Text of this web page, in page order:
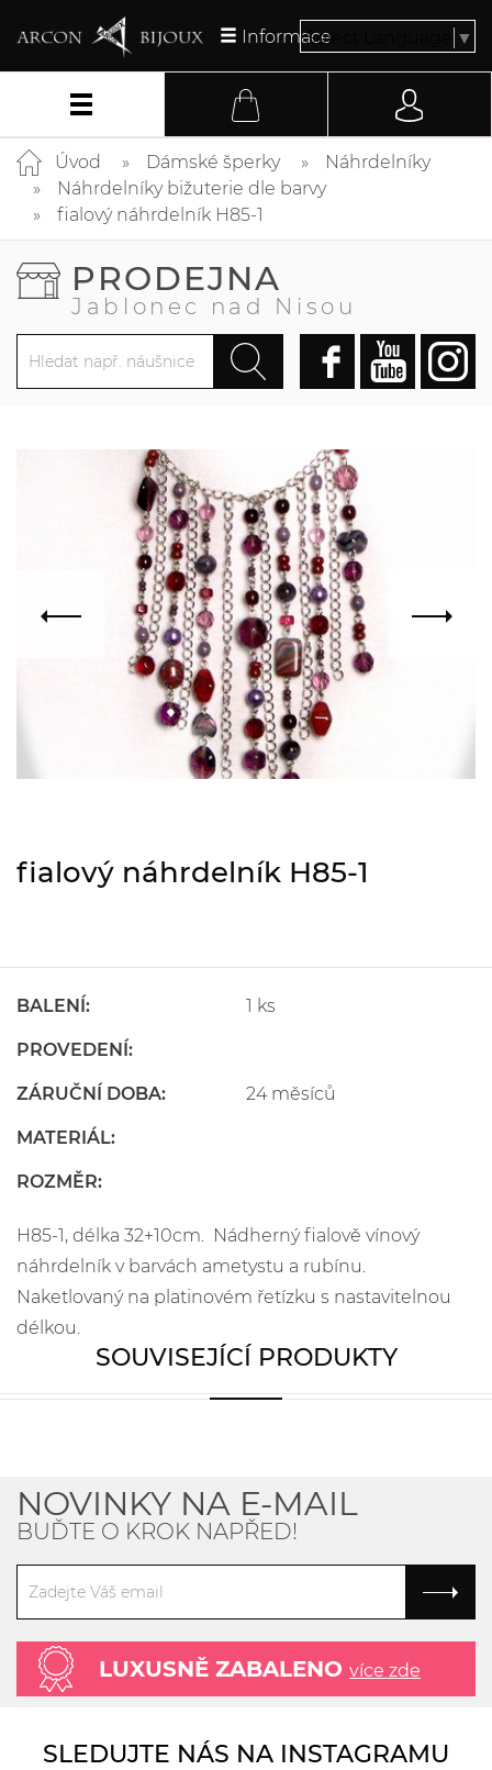
InformaceSelect Language ▼
Úvod Dámské šperky
Náhrdelníky
Náhrdelníky bižuterie dle barvy
fialový náhrdelník H85-1
PRODEJNA
Jablonec nad Nisou
fialový náhrdelník H85-1
BALENÍ: 1 ks
PROVEDENÍ:
ZÁRUČNÍ DOBA: 24 měsíců
MATERIÁL:
ROZMĚR:
H85-1, délka 32+10cm. Nádherný fialově vínový
náhrdelník v barvách ametystu a rubínu.
Naketlovaný na platinovém řetízku s nastavitelnou
délkou.
SOUVISEJÍCÍ PRODUKTY
NOVINKY NA E-MAIL
BUĎTE O KROK NAPŘED!
LUXUSNĚ ZABALENO více zde
SLEDUJTE NÁS NA INSTAGRAMU